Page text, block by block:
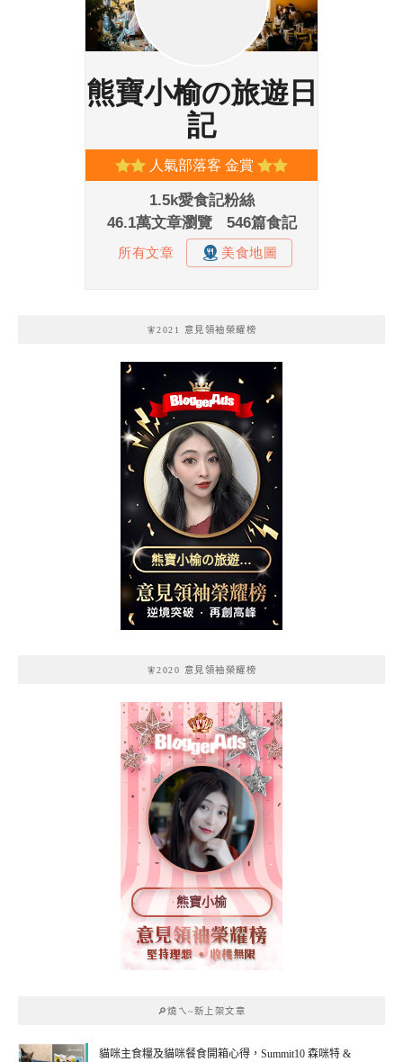
🧚2021 意見領袖榮耀榜
熊寶小榆の旅遊日
記
🧚2020 意見領袖榮耀榜
熊寶小榆
🔎燒ㄟ~新上架文章
貓咪主食糧及貓咪餐食開箱心得，Summit10 森咪特 &